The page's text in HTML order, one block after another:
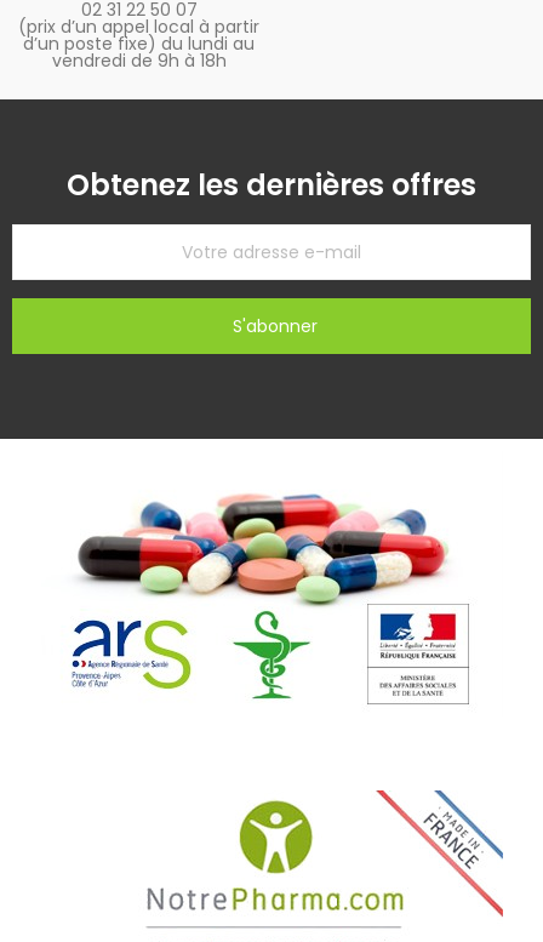
02 31 22 50 07
(prix d’un appel local à partir
d’un poste fixe) du lundi au
vendredi de 9h à 18h
Obtenez les dernières offres
S'abonner